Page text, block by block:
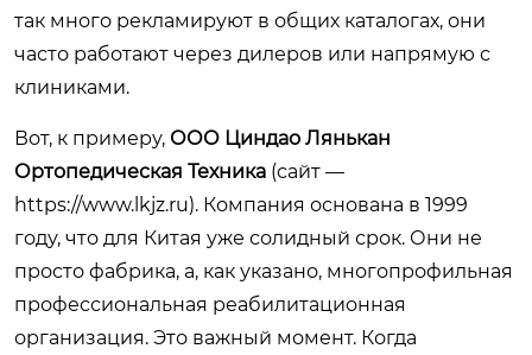
так много рекламируют в общих каталогах, они
часто работают через дилеров или напрямую с
клиниками.
Вот, к примеру, ООО Циндао Лянькан
Ортопедическая Техника (сайт —
https://www.lkjz.ru). Компания основана в 1999
году, что для Китая уже солидный срок. Они не
просто фабрика, а, как указано, многопрофильная
профессиональная реабилитационная
организация. Это важный момент. Когда